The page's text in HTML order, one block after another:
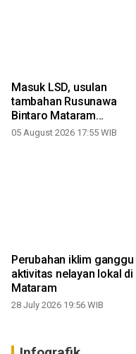
Masuk LSD, usulan
tambahan Rusunawa
Bintaro Mataram
ditangguhkan
05 August 2026 17:55 WIB
Perubahan iklim ganggu
aktivitas nelayan lokal di
Mataram
28 July 2026 19:56 WIB